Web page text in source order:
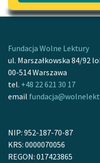
Lektury szkolne i klasyka
niepełnosprawnościami
E-kolekcja lektur
szkolnych i literatury do
słuchania dla uczennic i
Feministyczne inspiracje.
Popularyzacja
skandynawskiej literatury
Fundacja Wolne Lektury
ul. Marszałkowska 84/92
00-514 Warszawa
tel. +48 22 621 30 17
email
NIP: 952-187-70-87
KRS: 0000070056
REGON: 017423865